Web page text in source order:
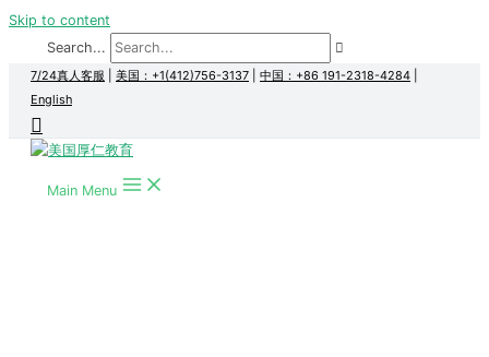
Skip to content
Search...
7/24真人客服 美国：+1(412)756-3137 中国：+86 191-2318-4284
English
Main Menu